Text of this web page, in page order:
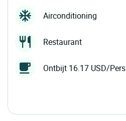
Airconditioning
Restaurant
Ontbijt 16.17 USD/Pers